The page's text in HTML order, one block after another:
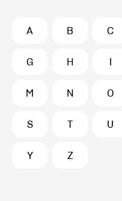
A B C
G H I
M N O
S T U
Y Z